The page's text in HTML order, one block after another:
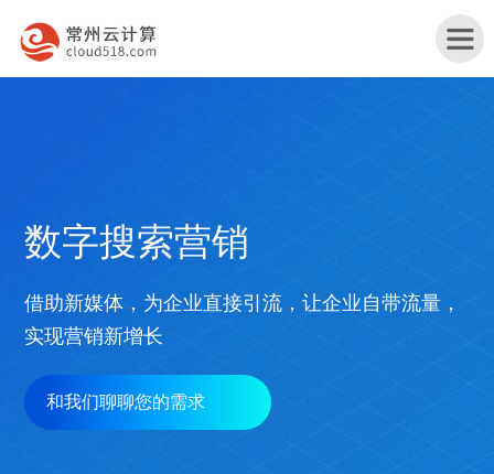
页
品
服
行
解
网
数字搜索营销
借助新媒体，为企业直接引流，让企业自带流量，
实现营销新增长
和我们聊聊您的需求